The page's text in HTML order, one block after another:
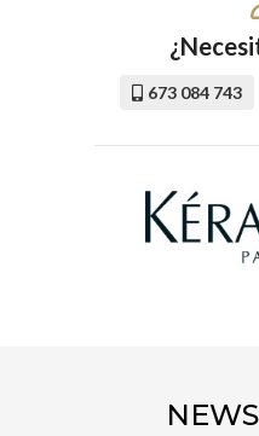
673 084 743